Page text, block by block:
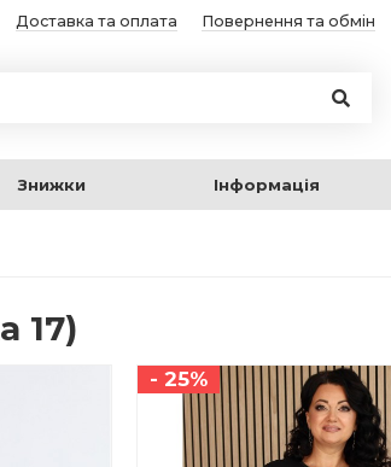
Доставка та оплата Повернення та обмін
Знижки Інформація
17)
- 25%